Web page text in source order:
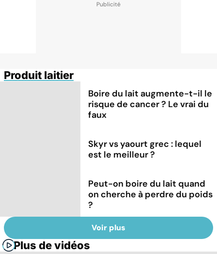
Produit laitier
Boire du lait augmente-t-il le
risque de cancer ? Le vrai du
faux
Skyr vs yaourt grec : lequel
est le meilleur ?
Peut-on boire du lait quand
on cherche à perdre du poids
?
Voir plus
Plus de vidéos